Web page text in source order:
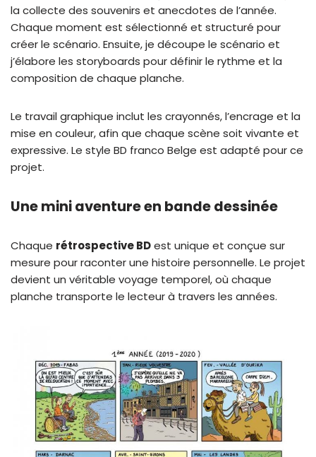
la collecte des souvenirs et anecdotes de l’année.
Chaque moment est sélectionné et structuré pour
créer le scénario. Ensuite, je découpe le scénario et
j’élabore les storyboards pour définir le rythme et la
composition de chaque planche.
Le travail graphique inclut les crayonnés, l’encrage et la
mise en couleur, afin que chaque scène soit vivante et
expressive. Le style BD franco Belge est adapté pour ce
projet.
Une mini aventure en bande dessinée
Chaque rétrospective BDest unique et conçue sur
mesure pour raconter une histoire personnelle. Le projet
devient un véritable voyage temporel, où chaque
planche transporte le lecteur à travers les années.